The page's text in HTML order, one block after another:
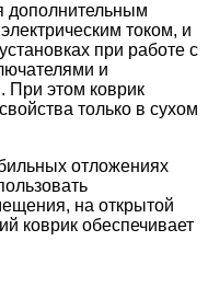
дополнительным
током, и
при работе с
и
При этом коврик
только в сухом
отложениях
на открытой
коврик обеспечивает